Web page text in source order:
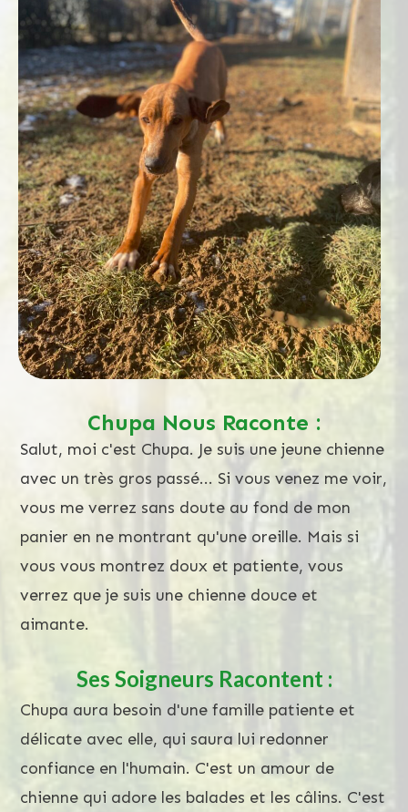
Chupa Nous Raconte :
Salut, moi c'est Chupa. Je suis une jeune chienne
avec un très gros passé... Si vous venez me voir,
vous me verrez sans doute au fond de mon
panier en ne montrant qu'une oreille. Mais si
vous vous montrez doux et patiente, vous
verrez que je suis une chienne douce et
aimante.
Ses Soigneurs Racontent :
Chupa aura besoin d'une famille patiente et
délicate avec elle, qui saura lui redonner
confiance en l'humain. C'est un amour de
chienne qui adore les balades et les câlins. C'est